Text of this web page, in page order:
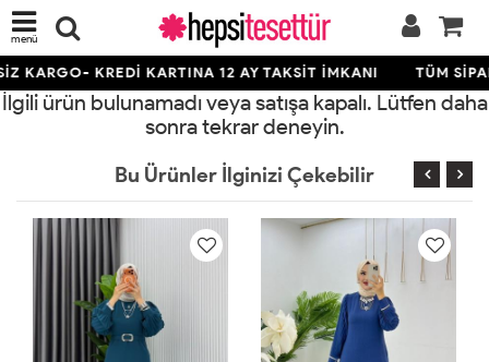
menü
KARGO- KREDİ KARTINA 12 AY TAKSİT İMKANI TÜM
İlgili ürün bulunamadı veya satışa kapalı. Lütfen daha
sonra tekrar deneyin.
Bu Ürünler İlginizi Çekebilir